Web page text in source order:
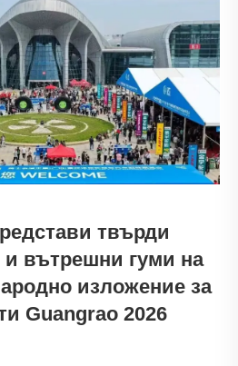
твърди
и вътрешни гуми на
изложение за
Guangrao 2026